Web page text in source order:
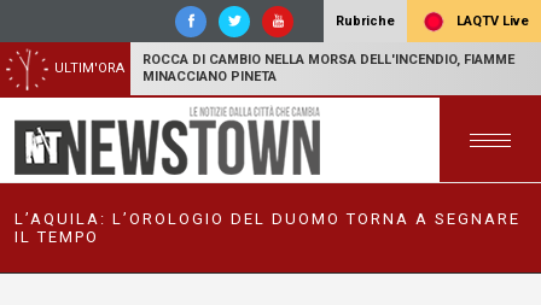
Rubriche LAQTV Live
ULTIM'ORA
ROCCA DI CAMBIO NELLA MORSA DELL'INCENDIO, FIAMME
MINACCIANO PINETA
L’AQUILA: L’OROLOGIO DEL DUOMO TORNA A SEGNARE
IL TEMPO